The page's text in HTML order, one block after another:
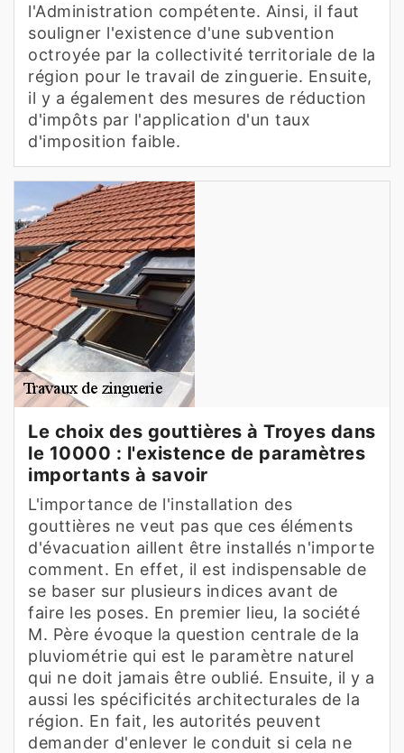
l'Administration compétente. Ainsi, il faut
souligner l'existence d'une subvention
octroyée par la collectivité territoriale de la
région pour le travail de zinguerie. Ensuite,
il y a également des mesures de réduction
d'impôts par l'application d'un taux
d'imposition faible.
Le choix des gouttières à Troyes dans
le 10000 : l'existence de paramètres
importants à savoir
L'importance de l'installation des
gouttières ne veut pas que ces éléments
d'évacuation aillent être installés n'importe
comment. En effet, il est indispensable de
se baser sur plusieurs indices avant de
faire les poses. En premier lieu, la société
M. Père évoque la question centrale de la
pluviométrie qui est le paramètre naturel
qui ne doit jamais être oublié. Ensuite, il y a
aussi les spécificités architecturales de la
région. En fait, les autorités peuvent
demander d'enlever le conduit si cela ne